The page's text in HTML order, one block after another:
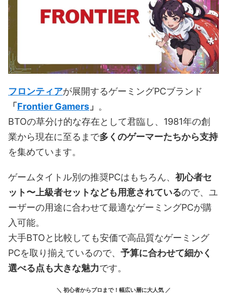
フロンティアが展開するゲーミングPCブランド
「 Frontier Gamers 」 。
BTOの草分け的な存在として君臨し、1981年の創
業から現在に至るまで多くのゲーマーたちから支持
を集めています。
ゲームタイトル別の推奨PCはもちろん、 初心者セ
ット〜上級者セットなども用意されているので、ユ
ーザーの用途に合わせて最適なゲーミングPCが購
入可能。
大手BTOと比較しても安価で高品質なゲーミング
PCを取り揃えているので、 予算に合わせて細かく
選べる点も大きな魅力です。
＼ 初心者からプロまで！幅広い層に大人気 ／